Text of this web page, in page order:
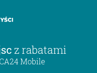
z rabatami
Mobile